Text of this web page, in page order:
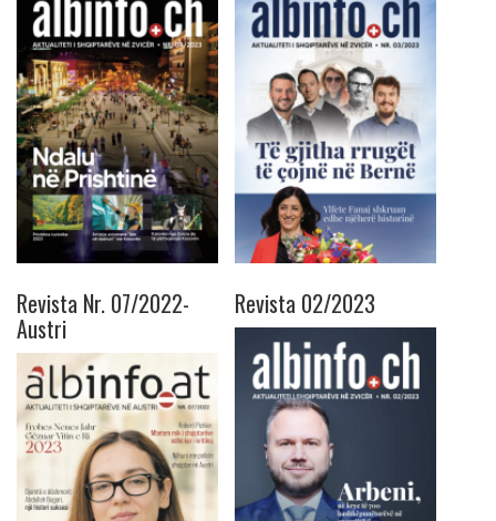
Revista Nr. 07/2022-
Austri
Revista 02/2023